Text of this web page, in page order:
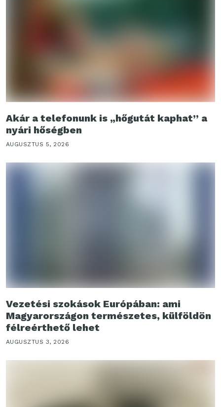
Akár a telefonunk is „hőgutát kaphat” a
nyári hőségben
AUGUSZTUS 5, 2026
Vezetési szokások Európában: ami
Magyarországon természetes, külföldön
félreérthető lehet
AUGUSZTUS 3, 2026